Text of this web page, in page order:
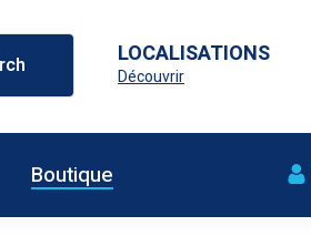
LOCALISATIONS
Découvrir
Boutique